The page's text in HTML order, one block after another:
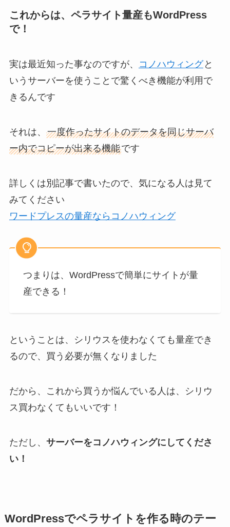
これからは、ペラサイト量産もWordPress
で！
実は最近知った事なのですが、 コノハウィングと
いうサーバーを使うことで驚くべき機能が利用で
きるんです
それは、 一度作ったサイトのデータを同じサーバ
ー内でコピーが出来る機能です
詳しくは別記事で書いたので、気になる人は見て
みてください
ワードプレスの量産ならコノハウィング
つまりは、WordPressで簡単にサイトが量
産できる！
ということは、シリウスを使わなくても量産でき
るので、買う必要が無くなりました
だから、これから買うか悩んでいる人は、シリウ
ス買わなくてもいいです！
ただし、 サーバーをコノハウィングにしてくださ
い！
WordPressでペラサイトを作る時のテー